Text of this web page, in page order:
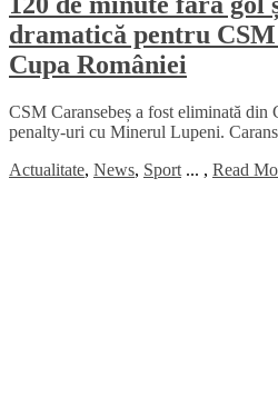
dramatică pentru CSM
Cupa României
CSM Caransebeș a fost eliminată din
penalty-uri cu Minerul Lupeni.
Actualitate, News, Sport ... , Read